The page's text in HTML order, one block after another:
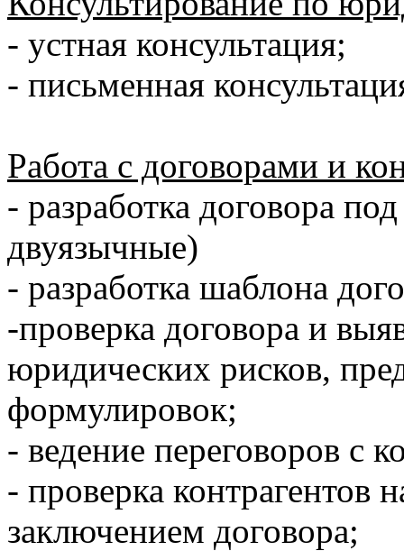
- устная консультация;
- письменная
Работа с договорами и
- разработка договора
двуязычные)
- разработка шаблона
-проверка договора и
юридических рисков,
формулировок;
- ведение переговоров с
- проверка контрагентов
заключением договора;